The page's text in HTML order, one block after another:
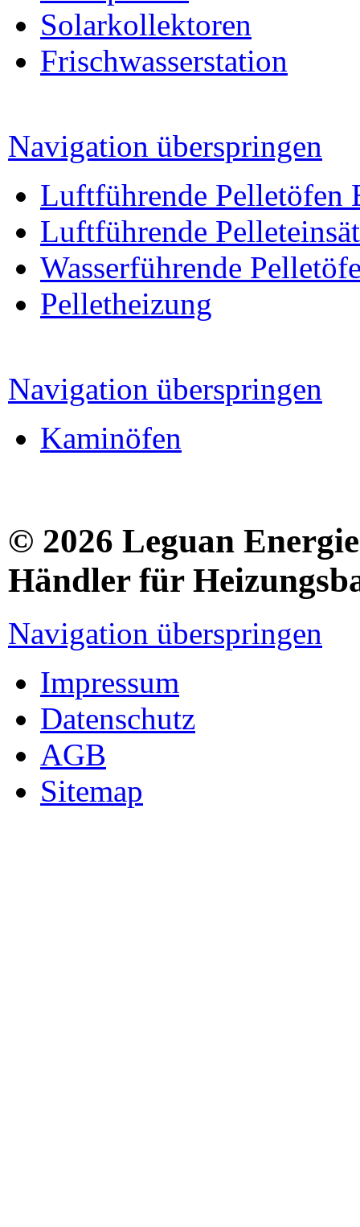
Solarkollektoren
Frischwasserstation
Navigation überspringen
Luftführende Pelletöfen
Luftführende
Wasserführende
Pelletheizung
Navigation überspringen
Kaminöfen
© 2026 Leguan
Händler für
Navigation überspringen
Impressum
Datenschutz
AGB
Sitemap